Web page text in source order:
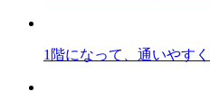
1階になって、通いやす